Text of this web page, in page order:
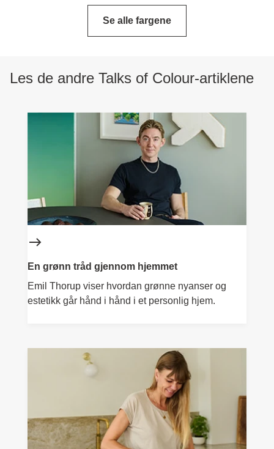
Se alle fargene
Les de andre Talks of Colour-artiklene
En grønn tråd gjennom hjemmet
Emil Thorup viser hvordan grønne nyanser og
estetikk går hånd i hånd i et personlig hjem.